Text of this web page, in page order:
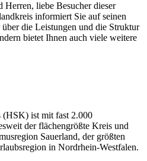
Herren, liebe Besucher dieser
informiert Sie auf seinen
die Leistungen und die Struktur
bietet Ihnen auch viele weitere
(HSK) ist mit fast 2.000
der flächengrößte Kreis und
Sauerland, der größten
in Nordrhein-Westfalen.